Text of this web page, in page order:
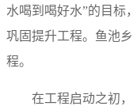
水喝到喝好水”的目标
巩固提升工程。鱼池
程。
在工程启动之初